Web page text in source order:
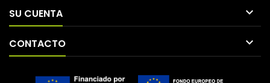
SU CUENTA 
CONTACTO 